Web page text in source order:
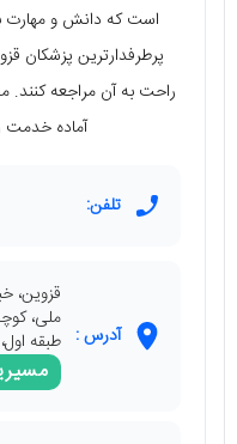
است که دانش و مهارت
پرطرفدارترین پزشکان
راحت به آن مراجعه
آماده خدمت
تلفن:
آدرس :
قزوین،
ملی،
طبقه